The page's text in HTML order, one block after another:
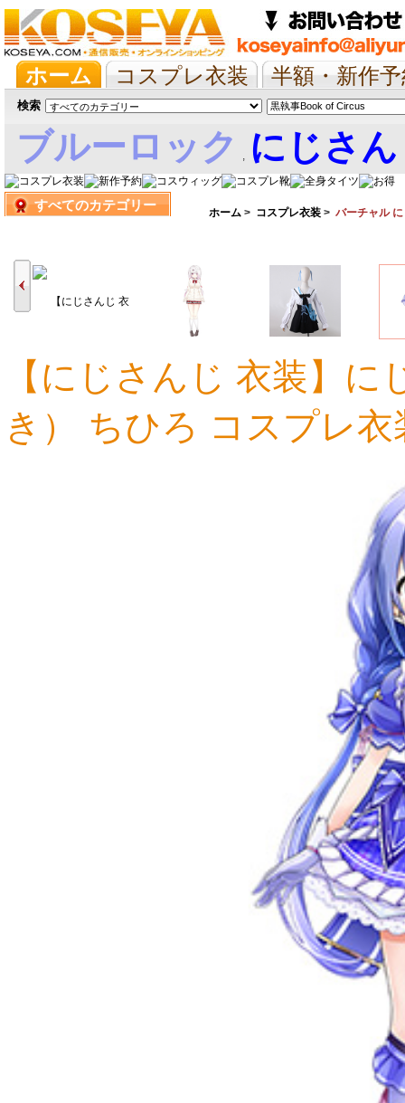
ホーム コスプレ衣装
半額・新作
抱き枕/布団/シーツ
ツイステ ウマ
検索
ブルーロック , にじさ
娘すべてのカテゴリー ホーム > コスプレ衣装 > バーチャル
11,461円 15,667円
【にじさんじ 衣装】
き） ちひろ コスプレ衣